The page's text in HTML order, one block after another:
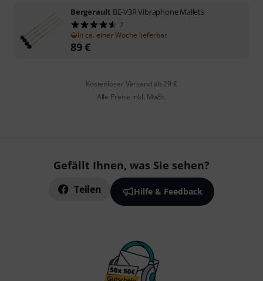
Bergerault BE-V3R Vibraphone Mallets
7
In ca. einer Woche lieferbar
89€
Kostenloser Versand ab 29 €
Alle Preise inkl. MwSt.
Gefällt Ihnen, was Sie sehen?
Teilen Hilfe & Feedback